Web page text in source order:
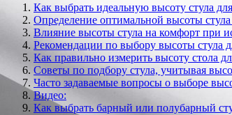
Как выбрать идеальную высоту стула
Определение оптимальной высоты стула
Влияние высоты стула на комфорт при
Рекомендации по выбору высоты стула
Как правильно измерить высоту стола
Советы по подбору стула, учитывая
Часто задаваемые вопросы о выборе
Видео:
Как выбрать барный или полубарный